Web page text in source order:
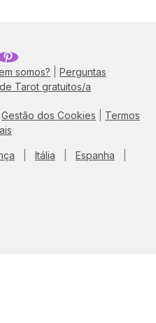
identificar
ocultos,
do passado e,
da relação
é o
saudável,
e recíproco.
somos?
Perguntas
Tarot gratuitos/a
Gestão dos Cookies
Termos
Itália Espanha